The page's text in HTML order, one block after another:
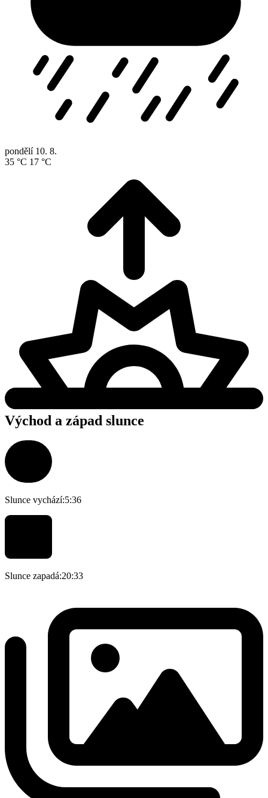
pondělí 10. 8.
35 °C 17 °C
Východ a západ slunce
Slunce vychází:5:36
Slunce zapadá:20:33